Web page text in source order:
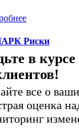
Риски
в
все о
оценка